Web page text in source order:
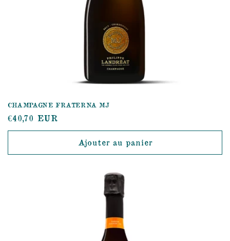
CHAMPAGNE FRATERNA MJ
Prix
habituel
€40,70 EUR
Ajouter au panier